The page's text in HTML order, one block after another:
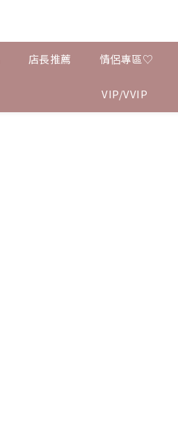
店長推薦 情侶專區♡
VIP/VVIP